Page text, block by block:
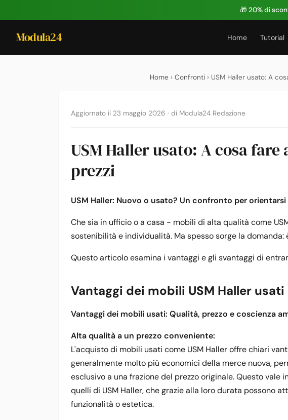
🎁 20% di
Modula24 Home Tutorial
Home › Confronti › USM Haller usato: A
Aggiornato il 23 maggio 2026 · di Modula24 Redazione
USM Haller usato: A cosa
prezzi
USM Haller: Nuovo o usato? Un confronto per orientarsi
Che sia in ufficio o a casa - mobili di alta qualità come
sostenibilità e individualità. Ma spesso sorge la domanda:
Questo articolo esamina i vantaggi e gli svantaggi di
Vantaggi dei mobili USM Haller usati
Vantaggi dei mobili usati: Qualità, prezzo e coscienza
Alta qualità a un prezzo conveniente:
L'acquisto di mobili usati come USM Haller offre chiari
generalmente molto più economici della merce nuova,
esclusivo a una frazione del prezzo originale. Questo
quelli di USM Haller, che grazie alla loro durata possono
funzionalità o estetica.